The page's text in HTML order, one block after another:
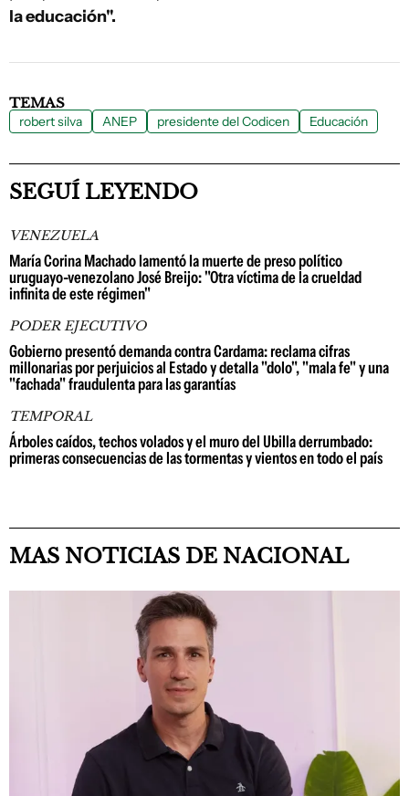
la educación".
TEMAS
robert silva ANEP presidente del Codicen Educación
SEGUÍ LEYENDO
VENEZUELA
María Corina Machado lamentó la muerte de preso político
uruguayo-venezolano José Breijo: "Otra víctima de la crueldad
infinita de este régimen"
PODER EJECUTIVO
Gobierno presentó demanda contra Cardama: reclama cifras
millonarias por perjuicios al Estado y detalla "dolo", "mala fe" y una
"fachada" fraudulenta para las garantías
TEMPORAL
Árboles caídos, techos volados y el muro del Ubilla derrumbado:
primeras consecuencias de las tormentas y vientos en todo el país
MAS NOTICIAS DE NACIONAL